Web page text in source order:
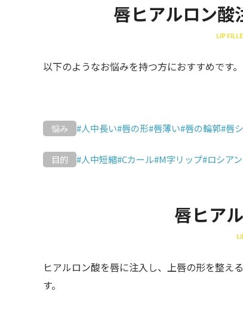
唇ヒアルロン酸
LIP
以下のようなお悩みを持つ方におすすめです
悩み #人中長い#唇の形#唇薄い#唇の輪郭#唇
目的 #人中短縮#Cカール#M字リップ#ロシア
唇ヒア
ヒアルロン酸を唇に注入し、上唇の形を整え
す。